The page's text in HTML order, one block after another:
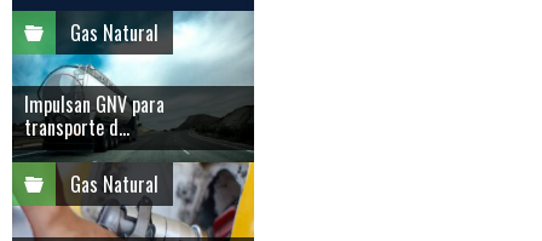
Gas Natural
Impulsan GNV para
transporte d...
Gas Natural